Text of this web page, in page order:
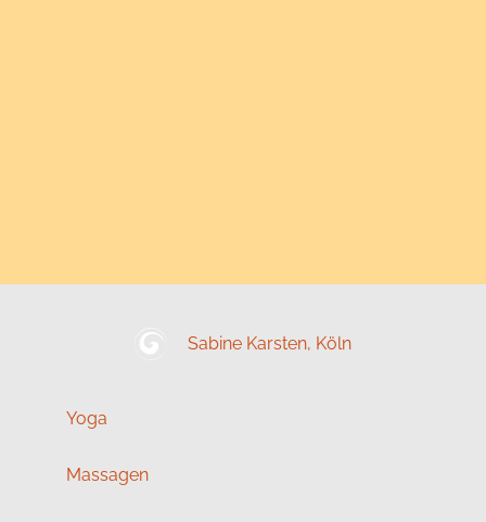
Sabine Karsten, Köln
Yoga
Massagen